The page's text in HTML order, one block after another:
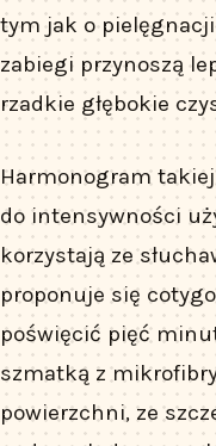
tym jak o
zabiegi przynoszą
rzadkie głębokie
Harmonogram
do intensywności
korzystają ze
proponuje się
poświęcić pięć
szmatką z
powierzchni, ze